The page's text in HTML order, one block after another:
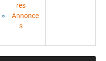
res
Annonce
s